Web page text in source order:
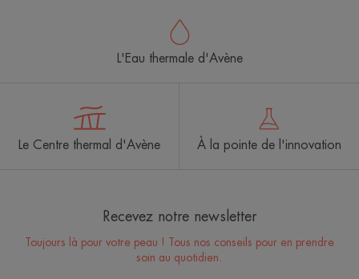
L'Eau thermale d'Avène
Le Centre thermal d'Avène À la pointe de l'innovation
Recevez notre newsletter
Toujours là pour votre peau ! Tous nos conseils pour en prendre
soin au quotidien.